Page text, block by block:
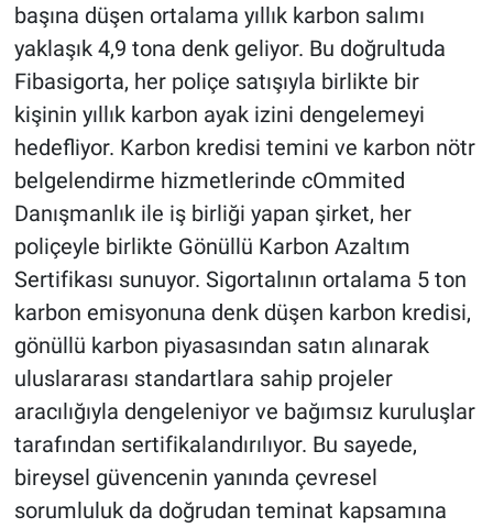
başına düşen ortalama yıllık karbon salımı
yaklaşık 4,9 tona denk geliyor. Bu doğrultuda
Fibasigorta, her poliçe satışıyla birlikte bir
kişinin yıllık karbon ayak izini dengelemeyi
hedefliyor. Karbon kredisi temini ve karbon nötr
belgelendirme hizmetlerinde cOmmited
Danışmanlık ile iş birliği yapan şirket, her
poliçeyle birlikte Gönüllü Karbon Azaltım
Sertifikası sunuyor. Sigortalının ortalama 5 ton
karbon emisyonuna denk düşen karbon kredisi,
gönüllü karbon piyasasından satın alınarak
uluslararası standartlara sahip projeler
aracılığıyla dengeleniyor ve bağımsız kuruluşlar
tarafından sertifikalandırılıyor. Bu sayede,
bireysel güvencenin yanında çevresel
sorumluluk da doğrudan teminat kapsamına